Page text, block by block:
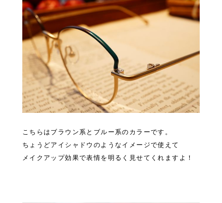
こちらはブラウン系とブルー系のカラーです。
ちょうどアイシャドウのようなイメージで使えて
メイクアップ効果で表情を明るく見せてくれますよ！